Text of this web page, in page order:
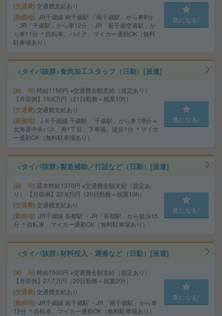
交通費 交通費支給あり
勤務地 JR千歳線 南千歳駅 「南千歳駅」から車8分
・JR「千歳駅」から車12分 ・JR「新千歳空港駅」か
ら車11分 ＊自転車、バイク、マイカー通勤OK（無料
駐車場あり）
気になる!
<タイパ抜群>食肉加工スタッフ（日勤）[派遣]
給 与 時給1150円 ※交通費全額支給（規定あり）
【月収例】19.6万円（21日勤務＋残業10h）
交通費 交通費支給あり
勤務地
ＪＲ千歳線 千歳駅 「千歳駅」から車で8分 ※
北海道中央バス「寿1丁目」下車後、徒歩1分 ＊マイカ
ー通勤OK（無料駐車場あり）
気になる!
<タイパ抜群>製造補助／打設など（日勤）[派遣]
給 与 基本時給1370円 ※交通費全額支給（規定あ
り） 【月収例】22.9万円（20日勤務＋残業10h）
交通費 交通費支給あり
勤務地 JR千歳線 長都駅 ・JR「長都駅」から徒歩15
分 ＊自転車、マイカー通勤OK（無料駐車場あり）
気になる!
<タイパ抜群>材料投入・運搬など（日勤）[派遣]
給 与 時給1500円 ※交通費全額支給（規定あり）
【月収例】27.7万円（20日勤務＋残業20h）
交通費 交通費支給あり
勤務地 JR千歳線 南千歳駅 ・JR「南千歳駅」から車
12分 ＊自転車、マイカー通勤OK（無料駐車場あり）
気になる!